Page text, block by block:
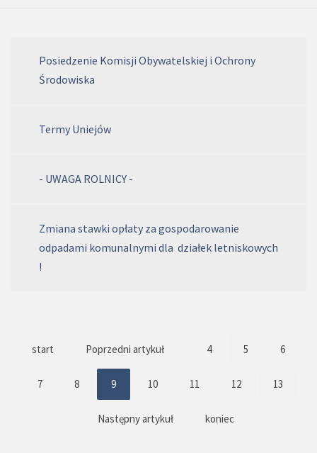
Posiedzenie Komisji Obywatelskiej i Ochrony
Środowiska
Termy Uniejów
- UWAGA ROLNICY -
Zmiana stawki opłaty za gospodarowanie
odpadami komunalnymi dla działek letniskowych
!
start Poprzedni artykuł 4 5 6
7 8 9 10 11 12 13
Następny artykuł koniec